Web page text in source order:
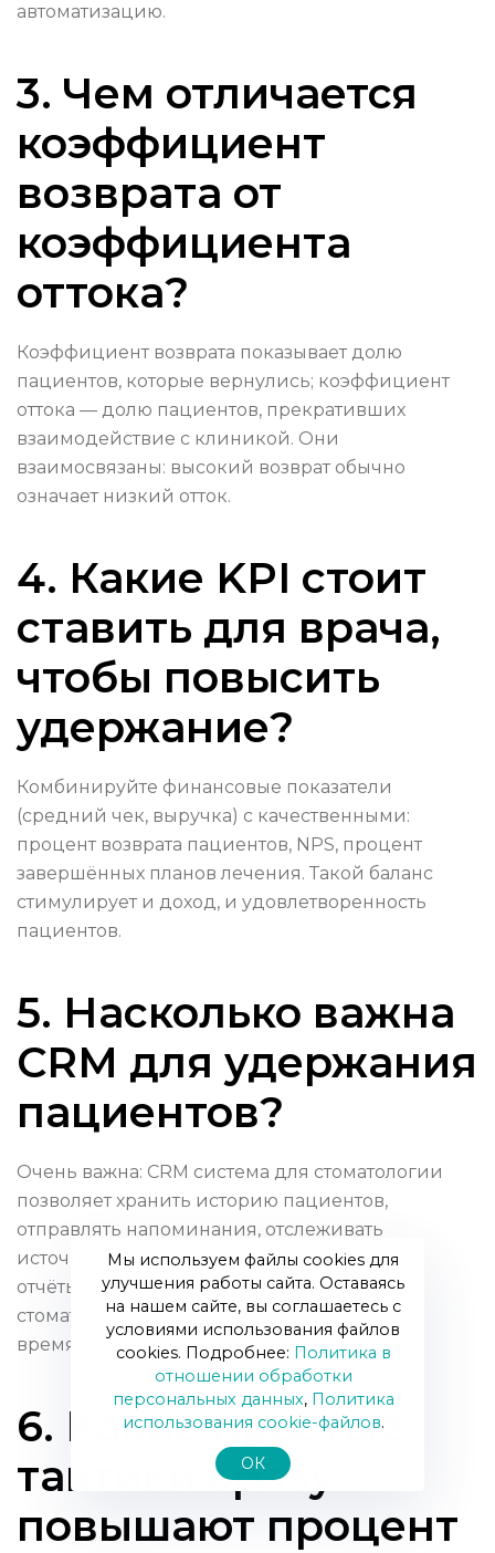
автоматизацию.
3. Чем отличается
коэффициент
возврата от
коэффициента
оттока?
Коэффициент возврата показывает долю
пациентов, которые вернулись; коэффициент
оттока — долю пациентов, прекративших
взаимодействие с клиникой. Они
взаимосвязаны: высокий возврат обычно
означает низкий отток.
4. Какие KPI стоит
ставить для врача,
чтобы повысить
удержание?
Комбинируйте финансовые показатели
(средний чек, выручка) с качественными:
процент возврата пациентов, NPS, процент
завершённых планов лечения. Такой баланс
стимулирует и доход, и удовлетворенность
пациентов.
5. Насколько важна
CRM для удержания
пациентов?
Очень важна: CRM система для стоматологии
позволяет хранить историю пациентов,
отправлять напоминания, отслеживать
источники и автоматически генерировать
отчёты по процента возврата пациентов
стоматологическая клиника. Это экономит
время и повышает точность данных.
6. Какие простые
тактики сразу
повышают процент
Мы используем файлы cookies для
улучшения работы сайта. Оставаясь
на нашем сайте, вы соглашаетесь с
условиями использования файлов
cookies. Подробнее: Политика в
отношении обработки
персональных данных, Политика
использования сookie-файлов.
ОК